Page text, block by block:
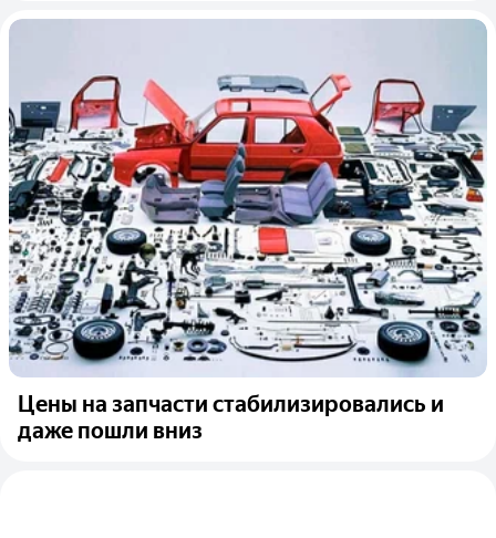
Цены на запчасти стабилизировались и
даже пошли вниз